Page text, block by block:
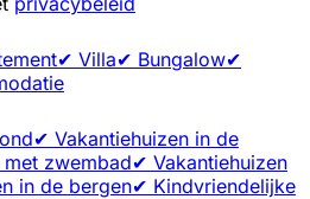
✔ Villa✔ Bungalow✔
✔ Vakantiehuizen in de
zwembad✔ Vakantiehuizen
in de bergen✔ Kindvriendelijke